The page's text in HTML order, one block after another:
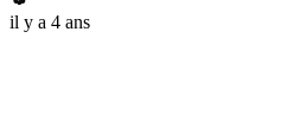
il y a 4 ans